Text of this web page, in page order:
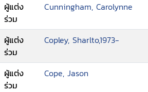
ผู้แต่ง
ร่วม
Cunningham, Carolynne
ผู้แต่ง
ร่วม
Copley, Sharlto,1973-
ผู้แต่ง
ร่วม
Cope, Jason